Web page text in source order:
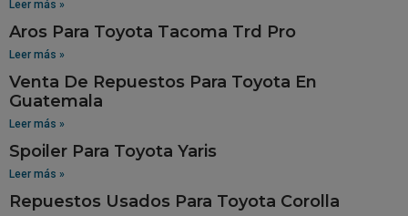
Leer más »
Aros Para Toyota Tacoma Trd Pro
Leer más »
Venta De Repuestos Para Toyota En
Guatemala
Leer más »
Spoiler Para Toyota Yaris
Leer más »
Repuestos Usados Para Toyota Corolla